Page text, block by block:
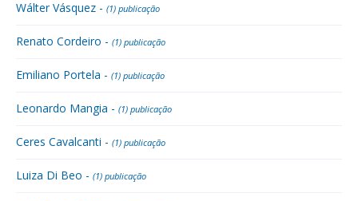
Wálter Vásquez - (1) publicação
Renato Cordeiro - (1) publicação
Emiliano Portela - (1) publicação
Leonardo Mangia - (1) publicação
Ceres Cavalcanti - (1) publicação
Luiza Di Beo - (1) publicação